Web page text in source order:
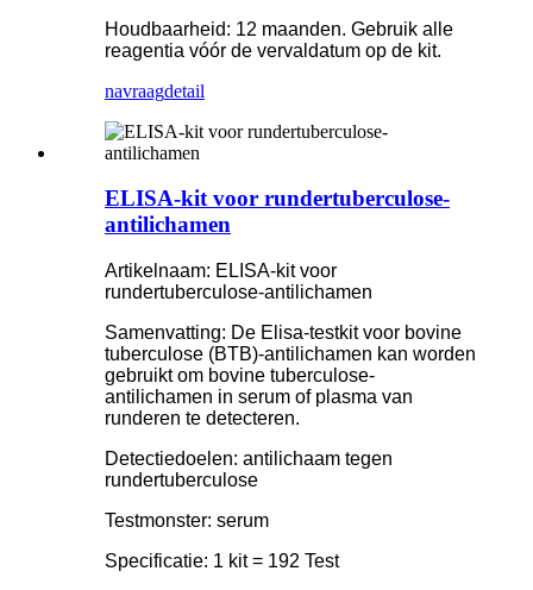
Houdbaarheid: 12 maanden. Gebruik alle
reagentia vóór de vervaldatum op de kit.
navraagdetail
ELISA-kit voor rundertuberculose-
antilichamen
Artikelnaam: ELISA-kit voor
rundertuberculose-antilichamen
Samenvatting: De Elisa-testkit voor bovine
tuberculose (BTB)-antilichamen kan worden
gebruikt om bovine tuberculose-
antilichamen in serum of plasma van
runderen te detecteren.
Detectiedoelen: antilichaam tegen
rundertuberculose
Testmonster: serum
Specificatie: 1 kit = 192 Test